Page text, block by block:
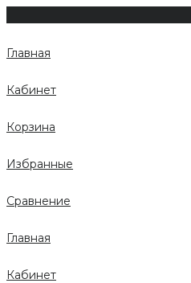
Главная
Кабинет
Корзина
Избранные
Сравнение
Главная
Кабинет